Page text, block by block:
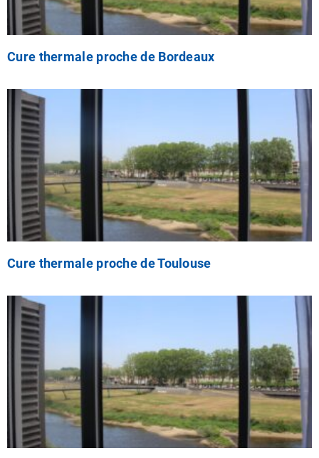
Cure thermale proche de Bordeaux
Cure thermale proche de Toulouse